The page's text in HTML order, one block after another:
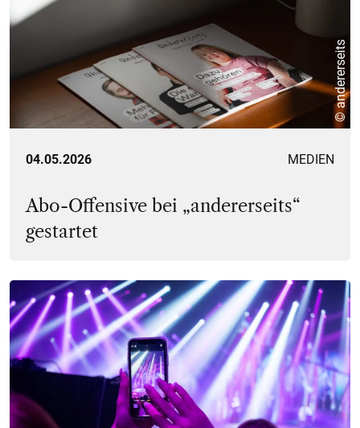
© andererseits
04.05.2026 MEDIEN
Abo-Offensive bei „andererseits“
gestartet